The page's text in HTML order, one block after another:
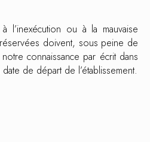
l’inexécution ou à la mauvaise
doivent, sous peine de
connaissance par écrit dans
de départ de l’établissement.